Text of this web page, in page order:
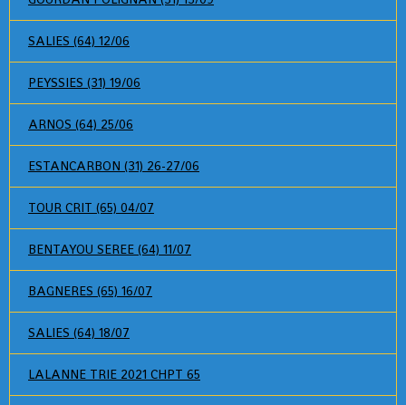
SALIES (64) 12/06
PEYSSIES (31) 19/06
ARNOS (64) 25/06
ESTANCARBON (31) 26-27/06
TOUR CRIT (65) 04/07
BENTAYOU SEREE (64) 11/07
BAGNERES (65) 16/07
SALIES (64) 18/07
LALANNE TRIE 2021 CHPT 65